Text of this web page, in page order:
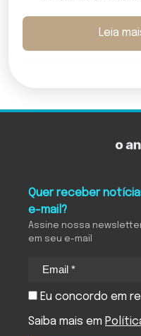
Leia
Quer receber
e-mail?
Assine nossa
em seu e-mail
Eu concordo em
Saiba mais em